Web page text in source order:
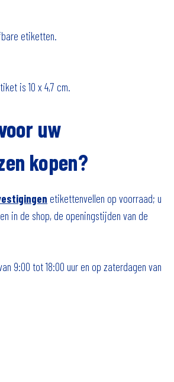
etiketten.
is 10 x 4,7 cm.
uw
kopen?
etikettenvellen op voorraad; u
in de shop, de openingstijden van de
9:00 tot 18:00 uur en op zaterdagen van